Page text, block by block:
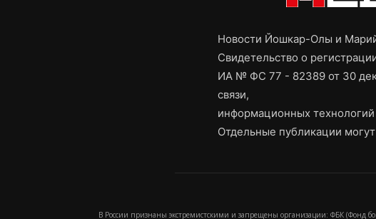
Новости Йошкар-Олы и
Свидетельство о
ИА № ФС 77 - 82389 от 30
связи,
информационных
Отдельные публикации
В России признаны экстремистскими и запрещены организации: ФБК (Фонд